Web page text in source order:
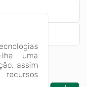
lhe uma
assim